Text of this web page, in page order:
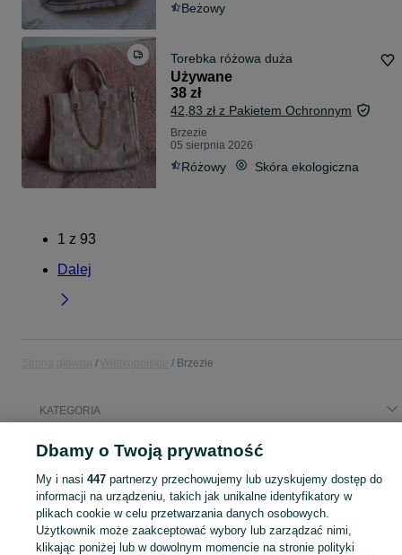
Beżowy
Torebka różowa duża
Używane
38 zł
42,83 zł z Pakietem Ochronnym
Brzezie
05 sierpnia 2026
Różowy Skóra ekologiczna
1 z 93
Dalej
Brzezie
KATEGORIA
Popularne wyszukiwania
gostyn
Skorzystaj z największego serwisu ogłoszeniowego - Brzezie i okolice! Kupuj to, czego pragniesz i sprzedawaj to, czego już nie potrzebujesz! Zobacz
Dbamy o Twoją prywatność
My i nasi 447partnerzy przechowujemy lub uzyskujemy dostęp do
informacji na urządzeniu, takich jak unikalne identyfikatory w
plikach cookie w celu przetwarzania danych osobowych.
Użytkownik może zaakceptować wybory lub zarządzać nimi,
klikając poniżej lub w dowolnym momencie na stronie polityki